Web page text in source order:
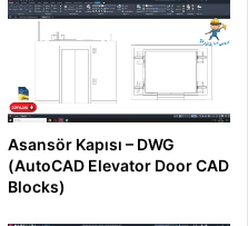
Asansör Kapısı – DWG
(AutoCAD Elevator Door CAD
Blocks)